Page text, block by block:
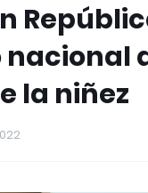
nacional
la niñez